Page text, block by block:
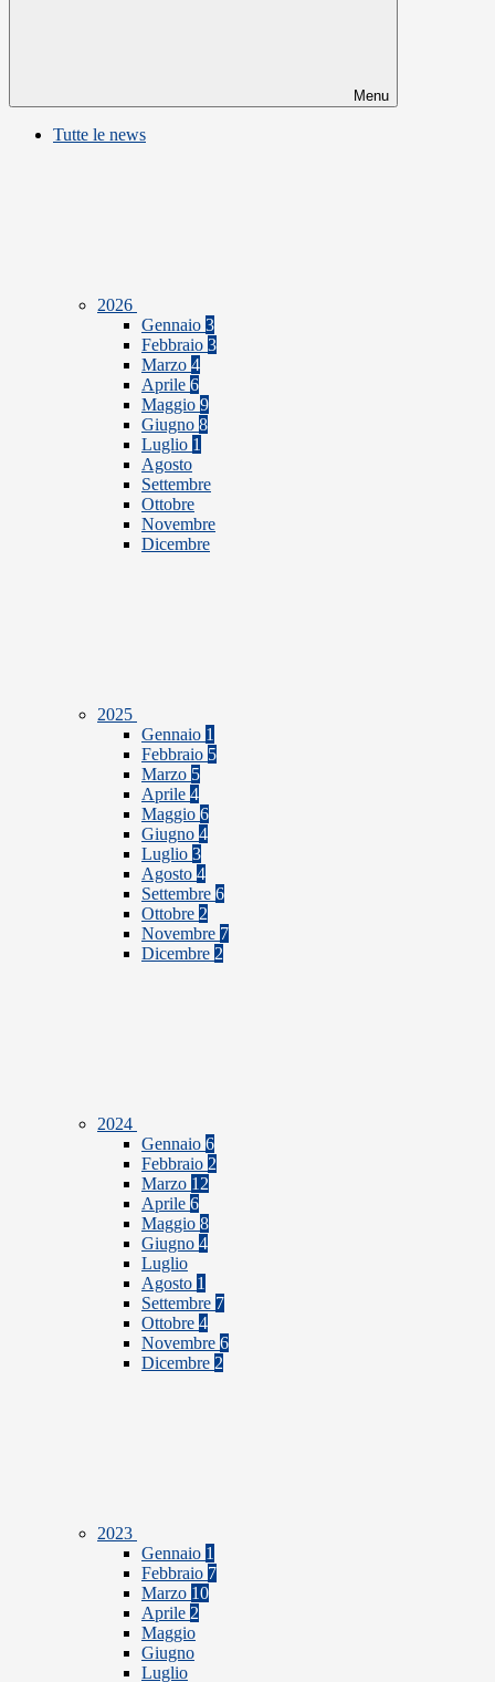
Menu
Tutte le news
2026
Gennaio 3
Febbraio 3
Marzo 4
Aprile 6
Maggio 9
Giugno 8
Luglio 1
Agosto
Settembre
Ottobre
Novembre
Dicembre
2025
Gennaio 1
Febbraio 5
Marzo 5
Aprile 4
Maggio 6
Giugno 4
Luglio 3
Agosto 4
Settembre 6
Ottobre 2
Novembre 7
Dicembre 2
2024
Gennaio 6
Febbraio 2
Marzo 12
Aprile 6
Maggio 8
Giugno 4
Luglio
Agosto 1
Settembre 7
Ottobre 4
Novembre 6
Dicembre 2
2023
Gennaio 1
Febbraio 7
Marzo 10
Aprile 2
Maggio
Giugno
Luglio